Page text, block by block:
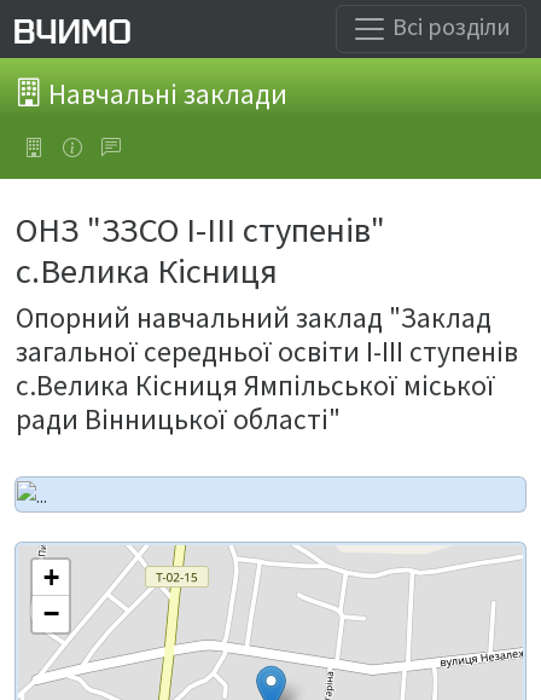
Всі розділи
Навчальні заклади
ОНЗ "ЗЗСО І-ІІІ ступенів"
с.Велика Кісниця
Опорний навчальний заклад "Заклад
загальної середньої освіти І-ІІІ ступенів
с.Велика Кісниця Ямпільської міської
ради Вінницької області"
+
−